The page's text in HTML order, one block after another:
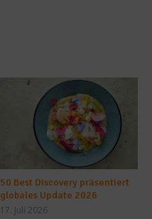
50 Best Discovery präsentiert
globales Update 2026
17. Juli 2026